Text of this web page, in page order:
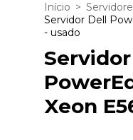
Início >
Servidor Dell
- usado
Xeon